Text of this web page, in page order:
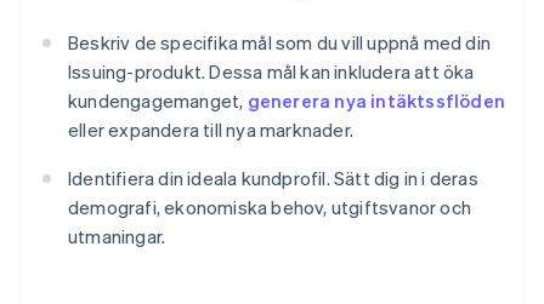
Beskriv de specifika mål som du vill uppnå med din
Issuing-produkt. Dessa mål kan inkludera att öka
kundengagemanget, generera nya intäktssflöden
eller expandera till nya marknader.
Identifiera din ideala kundprofil. Sätt dig in i deras
demografi, ekonomiska behov, utgiftsvanor och
utmaningar.